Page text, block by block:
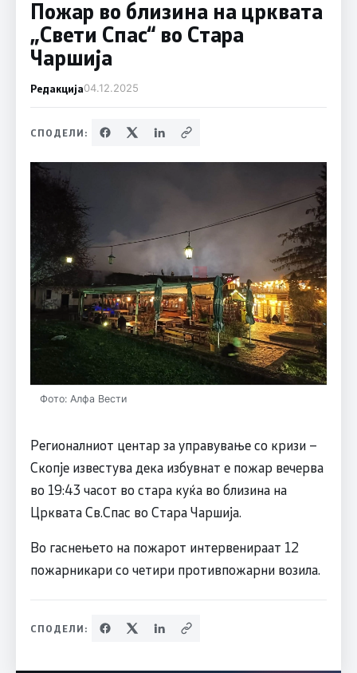
Пожар во близина на црквата
„Свети Спас“ во Стара
Чаршија
Редакција04.12.2025
СПОДЕЛИ:
Фото: Алфа Вести
Регионалниот центар за управување со кризи –
Скопје известува дека избувнат е пожар вечерва
во 19:43 часот во стара куќа во близина на
Црквата Св.Спас во Стара Чаршија.
Во гаснењето на пожарот интервенираат 12
пожарникари со четири противпожарни возила.
СПОДЕЛИ: